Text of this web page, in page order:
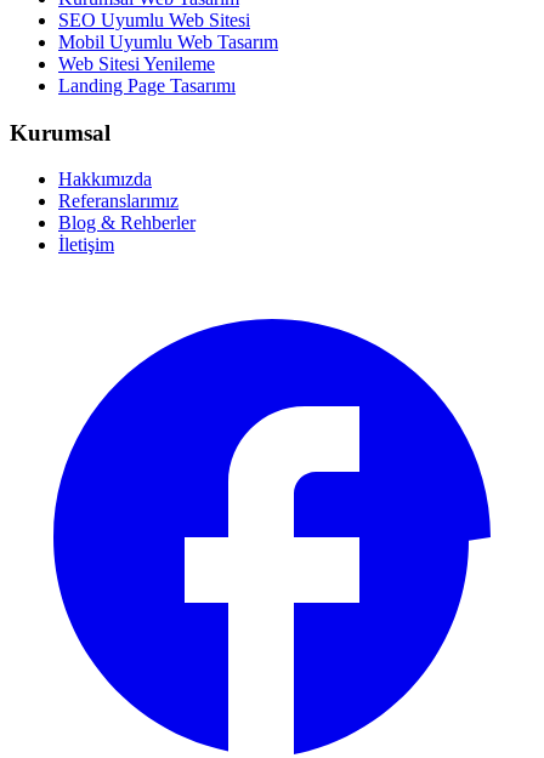
SEO Uyumlu Web Sitesi
Mobil Uyumlu Web Tasarım
Web Sitesi Yenileme
Landing Page Tasarımı
Kurumsal
Hakkımızda
Referanslarımız
Blog & Rehberler
İletişim